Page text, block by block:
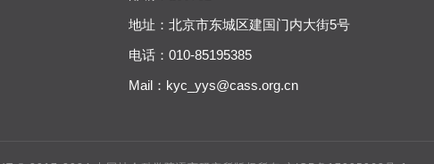
地址：北京市东城区建国门内大街5号
电话：010-85195385
Mail： kyc_yys@cass.org.cn